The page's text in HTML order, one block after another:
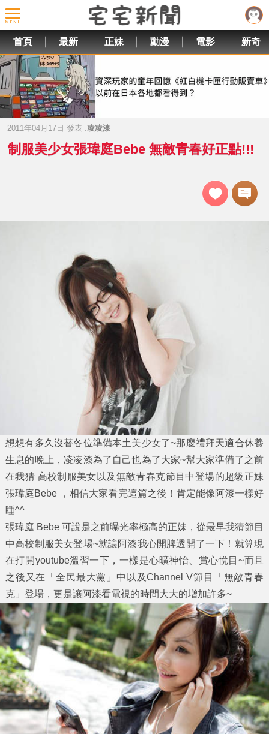
首頁 最新 正妹 動漫 電影 新奇
2011年04月17日 發表 :凌凌漆
制服美少女張瑋庭Bebe 無敵青春好正點!!!
想想有多久沒替各位準備本土美少女了~那麼禮拜天適合休養
生息的晚上，凌凌漆為了自己也為了大家~幫大家準備了之前
在我猜 高校制服美女 以及 無敵青春克節目中登場的超級正妹
張瑋庭Bebe ，相信大家看完這篇之後！肯定能像阿漆一樣好
睡^^
張瑋庭 Bebe 可說是之前曝光率極高的正妹，從最早我猜節目
中高校制服美女登場~就讓阿漆我心開脾透開了一下！就算現
在打開youtube溫習一下，一樣是心曠神怡、賞心悅目~而且
之後又在「全民最大黨」中以及Channel V節目「無敵青春
克」登場，更是讓阿漆看電視的時間大大的增加許多~